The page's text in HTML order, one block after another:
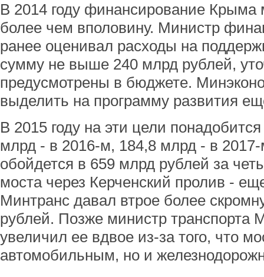
В 2014 году финансирование Крыма
более чем вполовину. Министр
ранее оценивал расходы на
сумму не выше 240 млрд рублей,
предусмотрены в бюджете.
выделить на программу развития
В 2015 году на эти цели
млрд - в 2016-м, 184,8 млрд - в
обойдется в 659 млрд рублей за
моста через Керченский пролив -
Минтранс давал втрое более
рублей. Позже министр транспорта
увеличил ее вдвое из-за того, что
автомобильным, но и